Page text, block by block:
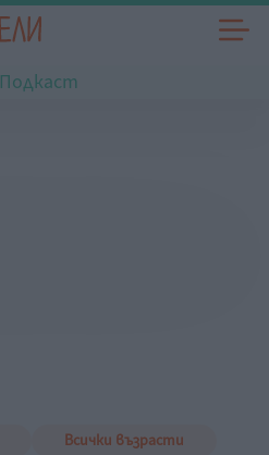
Подкаст
Всички възрасти